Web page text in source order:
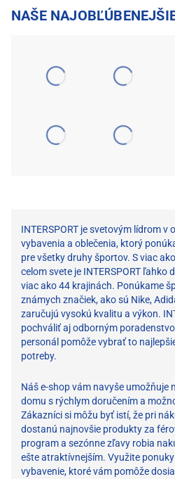
NAŠE
INTERSPORT je svetovým lídrom
vybavenia a oblečenia, ktorý
pre všetky druhy športov. S viac
celom svete je INTERSPORT
viac ako 44 krajinách. Ponúkame
známych značiek, ako sú Nike,
zaručujú vysokú kvalitu a výkon.
pochváliť aj odborným
personál pomôže vybrať to
potreby.
Náš e-shop vám navyše umožňuje
domu s rýchlym doručením a
Zákazníci si môžu byť istí, že pri
dostanú najnovšie produkty za
program a sezónne zľavy robia
ešte atraktívnejším. Využite ponuky
vybavenie, ktoré vám pomôže